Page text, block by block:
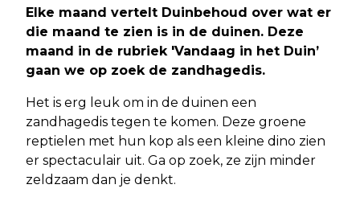
Elke maand vertelt Duinbehoud over wat er
die maand te zien is in de duinen. Deze
maand in de rubriek 'Vandaag in het Duin’
gaan we op zoek de zandhagedis.
Het is erg leuk om in de duinen een
zandhagedis tegen te komen. Deze groene
reptielen met hun kop als een kleine dino zien
er spectaculair uit. Ga op zoek, ze zijn minder
zeldzaam dan je denkt.